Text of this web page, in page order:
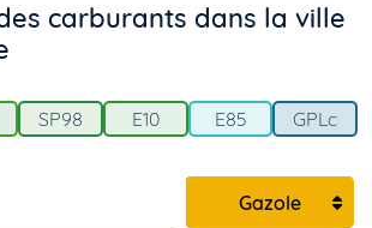
carburants dans la ville
SP98 E10 E85 GPLc
Gazole